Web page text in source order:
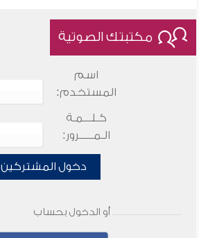
مكتبتك الصوتية
اسم
المستخدم:
كـلـــمـة
الـمـــــرور:
دخول المشتركين
أو الدخول بحساب